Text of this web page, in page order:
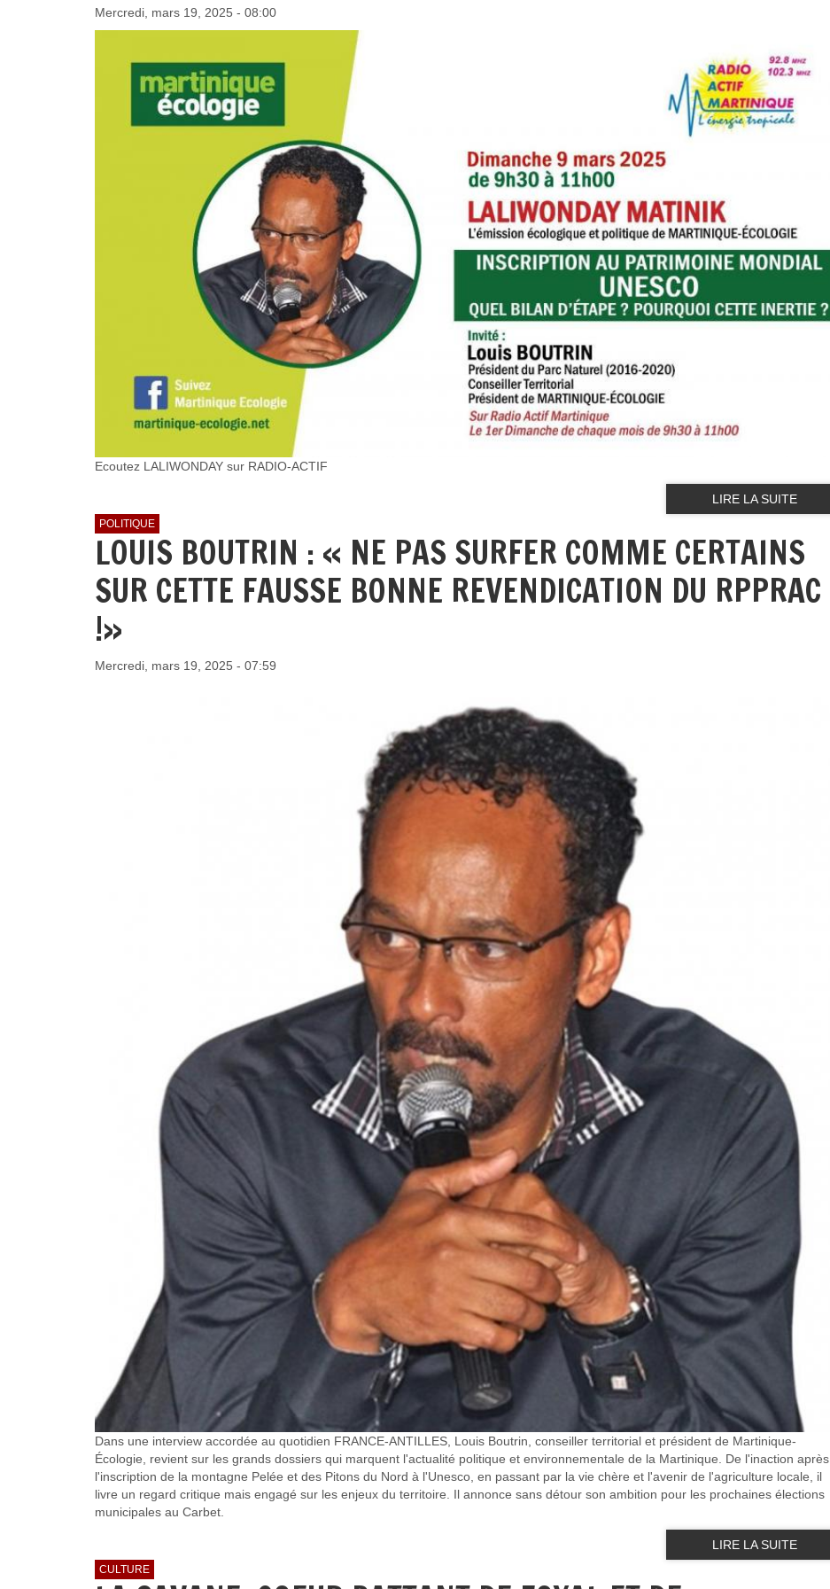
Mercredi, mars 19, 2025 - 08:00
Ecoutez LALIWONDAY sur RADIO-ACTIF
LIRE LA SUITE
POLITIQUE
LOUIS BOUTRIN : « NE PAS SURFER COMME CERTAINS
SUR CETTE FAUSSE BONNE REVENDICATION DU RPPRAC
!»
Mercredi, mars 19, 2025 - 07:59
Dans une interview accordée au quotidien FRANCE-ANTILLES, Louis Boutrin, conseiller territorial et président de Martinique-
Écologie, revient sur les grands dossiers qui marquent l'actualité politique et environnementale de la Martinique. De l'inaction après
l'inscription de la montagne Pelée et des Pitons du Nord à l'Unesco, en passant par la vie chère et l'avenir de l'agriculture locale, il
livre un regard critique mais engagé sur les enjeux du territoire. Il annonce sans détour son ambition pour les prochaines élections
municipales au Carbet.
LIRE LA SUITE
CULTURE